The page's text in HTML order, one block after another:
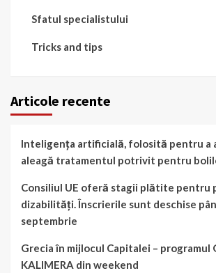
Sfatul specialistului
Tricks and tips
Articole recente
Inteligența artificială, folosită pentru a
aleagă tratamentul potrivit pentru
Consiliul UE oferă stagii plătite pentru
dizabilități. Înscrierile sunt deschise
septembrie
Grecia în mijlocul Capitalei – programul
KALIMERA din weekend